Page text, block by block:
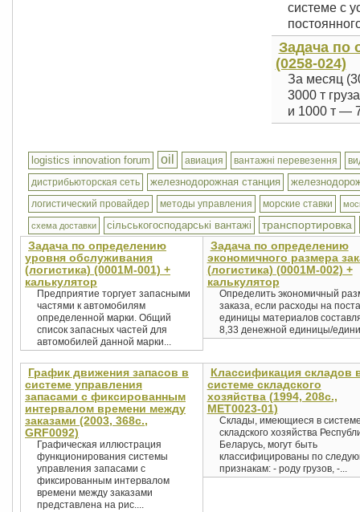
системе с
Задача по
(0258-024)
За месяц
3000 т
и 1000 т —
logistics innovation forum oil авиация вантажні перевезення
дистрибьюторская сеть
железнодорожная станция
логистический провайдер методы управления морские ставки
схема доставки сільськогосподарські вантажі
транспортировка
Задача по определению
уровня обслуживания
(логистика) (0001М-001) +
калькулятор
Предприятие торгует запасными
частями к автомобилям
определенной марки. Общий
список запасных частей для
автомобилей данной марки...
Задача по определению
экономичного размера
(логистика) (0001М-002) +
калькулятор
Определить экономичный
заказа, если расходы на
единицы материалов
8,33 денежной единицы/
График движения запасов в
системе управления
запасами с фиксированным
интервалом времени между
заказами (2003, 368с.,
GRF0092)
Графическая иллюстрация
функционирования системы
управления запасами с
фиксированным интервалом
времени между заказами
представлена на рис....
Классификация складов
системе складского
хозяйства (1994, 208с.,
MET0023-01)
Склады, имеющиеся в
складского хозяйства
Беларусь, могут быть
классифицированы по
признакам: - роду грузов, -...